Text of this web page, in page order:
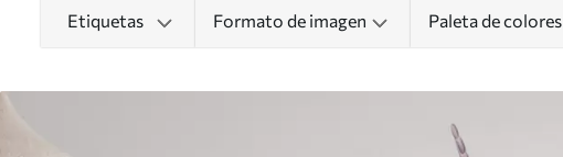
Etiquetas Formato de imagen Paleta de colores